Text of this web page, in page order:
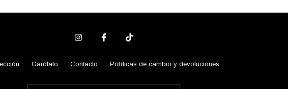
Garófalo Contacto Políticas de cambio y devoluciones